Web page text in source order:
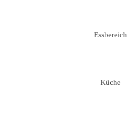
Essbereich
Küche